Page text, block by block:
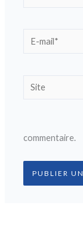
E-
Site
commentaire.